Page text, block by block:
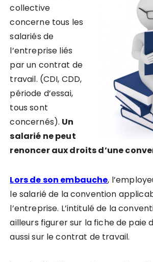
collective
concerne tous les
salariés de
l’entreprise liés
par un contrat de
travail. (CDI, CDD,
période d’essai,
tous sont
concernés). Un
salarié ne peut
renoncer aux droits d’une
Lors de son embauche,
le salarié de la convention
l’entreprise. L’intitulé de la
ailleurs figurer sur la fiche de paie
aussi sur le contrat de travail.